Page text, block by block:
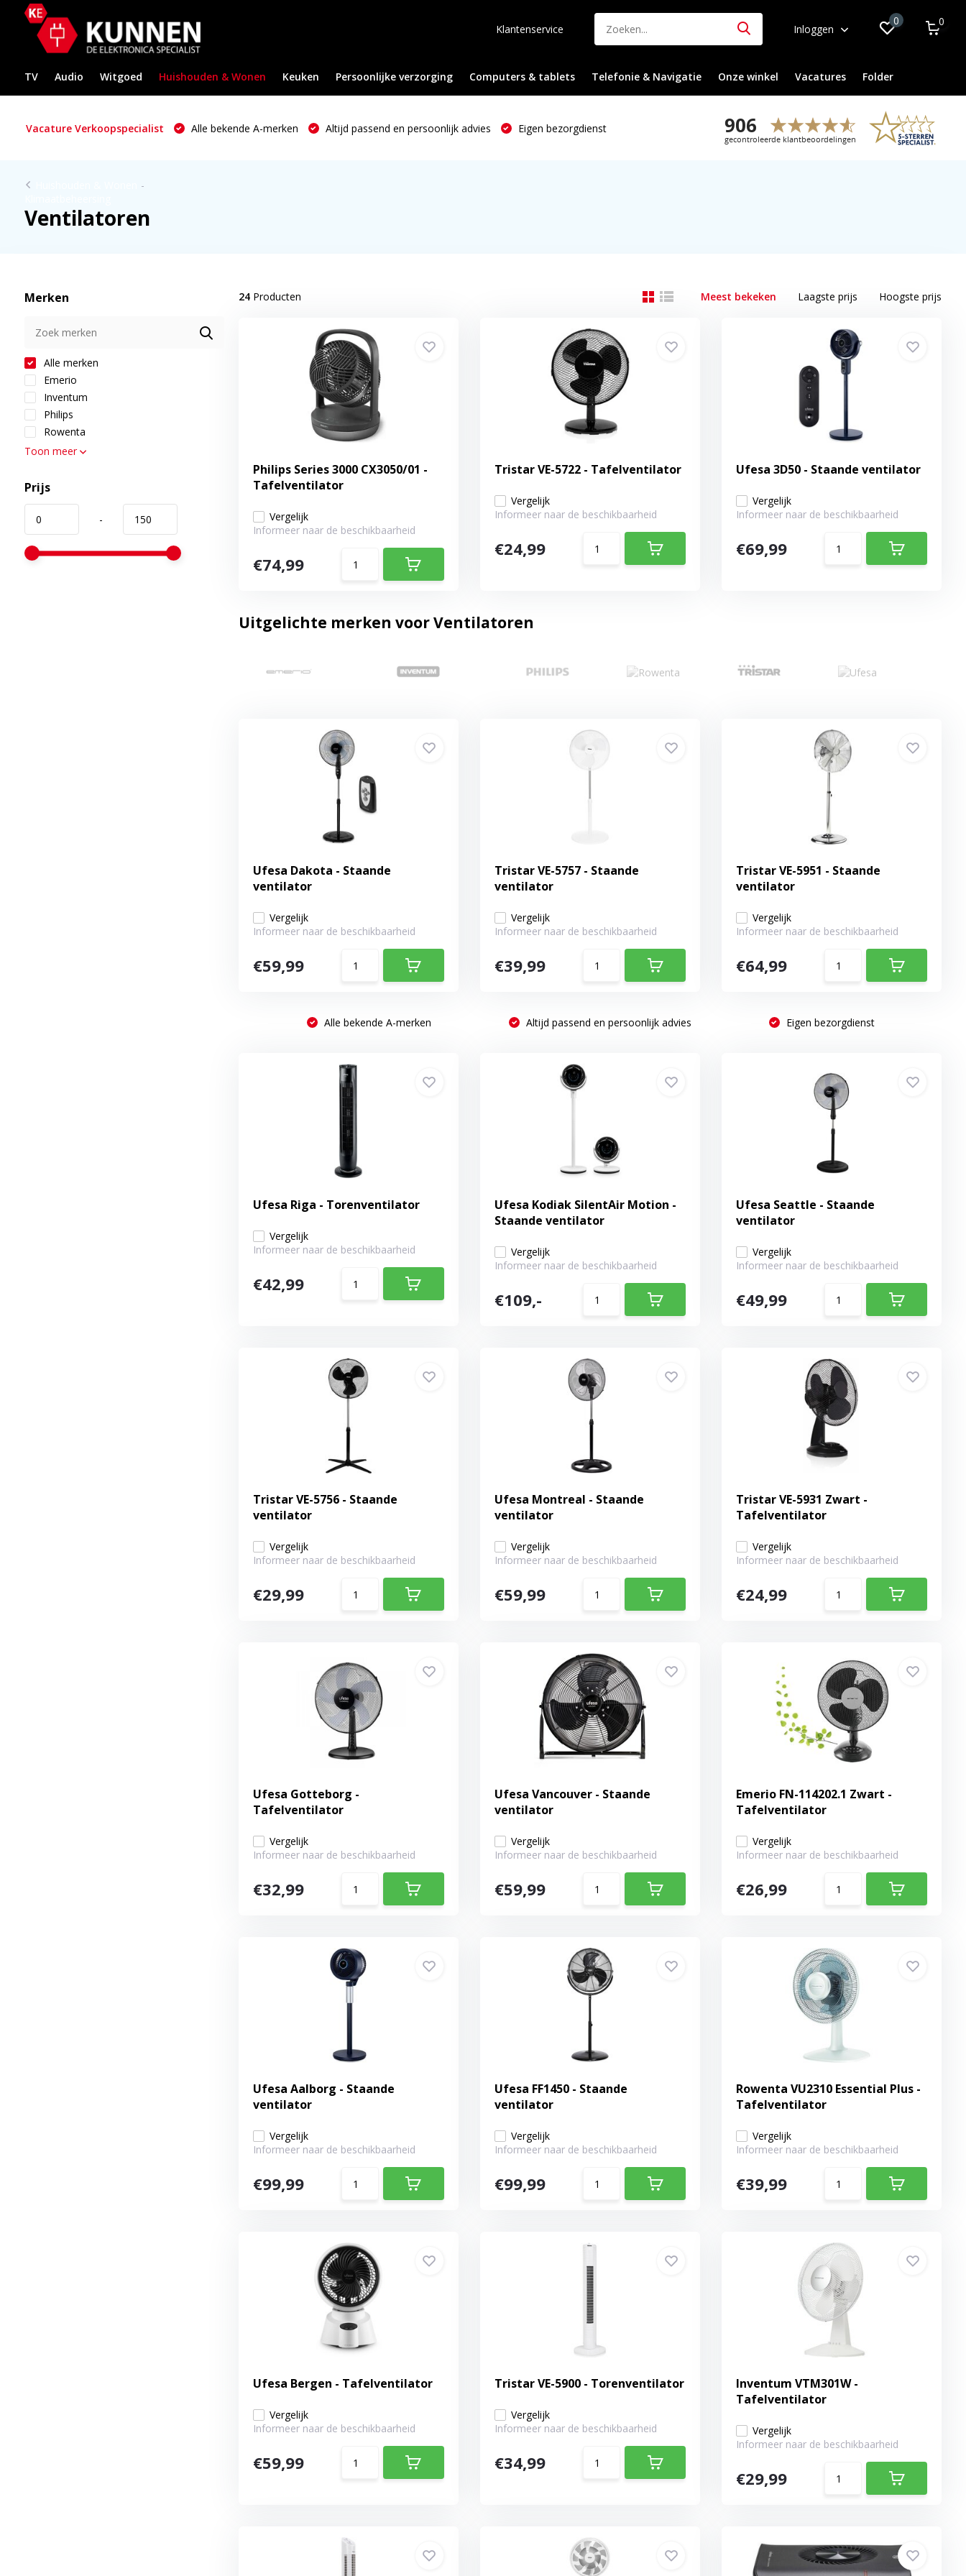
Klantenservice Inloggen
0 0
TV Audio Witgoed Huishouden & Wonen Keuken Persoonlijke verzorging Computers & tablets Telefonie & Navigatie Onze winkel Vacatures Folder
Vacature Verkoopspecialist Alle bekende A-merken Altijd passend en persoonlijk advies Eigen bezorgdienst
-
Ventilatoren
Merken
Alle merken
Emerio
Inventum
Philips
Rowenta
Toon meer
Prijs
-
24Producten Meest bekeken Laagste prijs Hoogste prijs
Philips Series 3000 CX3050/01 -
Tafelventilator
Vergelijk
Informeer naar de beschikbaarheid
€74,99
Tristar VE-5722 - Tafelventilator
Vergelijk
Informeer naar de beschikbaarheid
€24,99
Ufesa 3D50 - Staande ventilator
Vergelijk
Informeer naar de beschikbaarheid
€69,99
Uitgelichte merken voor Ventilatoren
Ufesa Dakota - Staande
ventilator
Vergelijk
Informeer naar de beschikbaarheid
€59,99
Tristar VE-5757 - Staande
ventilator
Vergelijk
Informeer naar de beschikbaarheid
€39,99
Tristar VE-5951 - Staande
ventilator
Vergelijk
Informeer naar de beschikbaarheid
€64,99
Alle bekende A-merken Altijd passend en persoonlijk advies Eigen bezorgdienst
Ufesa Riga - Torenventilator
Vergelijk
Informeer naar de beschikbaarheid
€42,99
Ufesa Kodiak SilentAir Motion -
Staande ventilator
Vergelijk
Informeer naar de beschikbaarheid
€109,-
Ufesa Seattle - Staande
ventilator
Vergelijk
Informeer naar de beschikbaarheid
€49,99
Tristar VE-5756 - Staande
ventilator
Vergelijk
Informeer naar de beschikbaarheid
€29,99
Ufesa Montreal - Staande
ventilator
Vergelijk
Informeer naar de beschikbaarheid
€59,99
Tristar VE-5931 Zwart -
Tafelventilator
Vergelijk
Informeer naar de beschikbaarheid
€24,99
Ufesa Gotteborg -
Tafelventilator
Vergelijk
Informeer naar de beschikbaarheid
€32,99
Ufesa Vancouver - Staande
ventilator
Vergelijk
Informeer naar de beschikbaarheid
€59,99
Emerio FN-114202.1 Zwart -
Tafelventilator
Vergelijk
Informeer naar de beschikbaarheid
€26,99
Ufesa Aalborg - Staande
ventilator
Vergelijk
Informeer naar de beschikbaarheid
€99,99
Ufesa FF1450 - Staande
ventilator
Vergelijk
Informeer naar de beschikbaarheid
€99,99
Rowenta VU2310 Essential Plus -
Tafelventilator
Vergelijk
Informeer naar de beschikbaarheid
€39,99
Ufesa Bergen - Tafelventilator
Vergelijk
Informeer naar de beschikbaarheid
€59,99
Tristar VE-5900 - Torenventilator
Vergelijk
Informeer naar de beschikbaarheid
€34,99
Inventum VTM301W -
Tafelventilator
Vergelijk
Informeer naar de beschikbaarheid
€29,99